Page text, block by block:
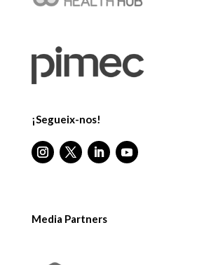
¡Segueix-nos!
Media Partners